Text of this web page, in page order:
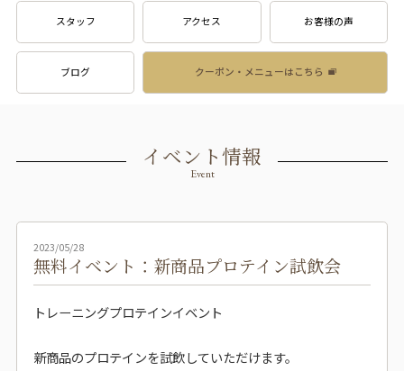
スタッフ アクセス お客様の声
ブログ クーポン・メニューはこちら
イベント情報
Event
2023/05/28
無料イベント：新商品プロテイン試飲会
トレーニングプロテインイベント
新商品のプロテインを試飲していただけます。